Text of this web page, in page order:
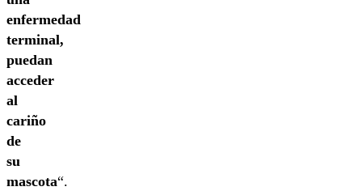
enfermedad
terminal,
puedan
acceder
al
cariño
de
su
mascota“.